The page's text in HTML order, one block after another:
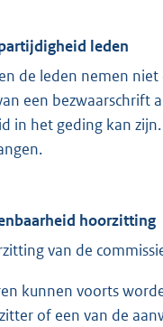
leden
de leden nemen niet
een bezwaarschrift
in het geding kan zijn.
hoorzitting
van de
kunnen voorts
of een van de